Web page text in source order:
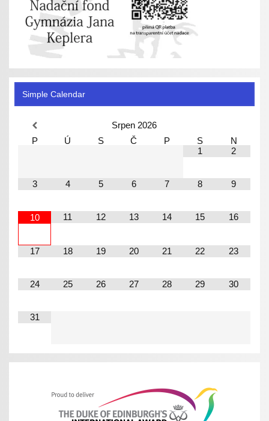
Simple Calendar
Srpen 2026
P
Ú S Č P S
N
1
2
3 4 5 6 7 8 9
10 11 12 13 14 15 16
17 18 19 20 21 22 23
24 25 26 27 28 29 30
31